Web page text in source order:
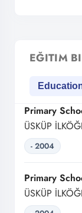
EĞITIM
Primary
ÜSKÜP
- 2004
Primary
ÜSKÜP